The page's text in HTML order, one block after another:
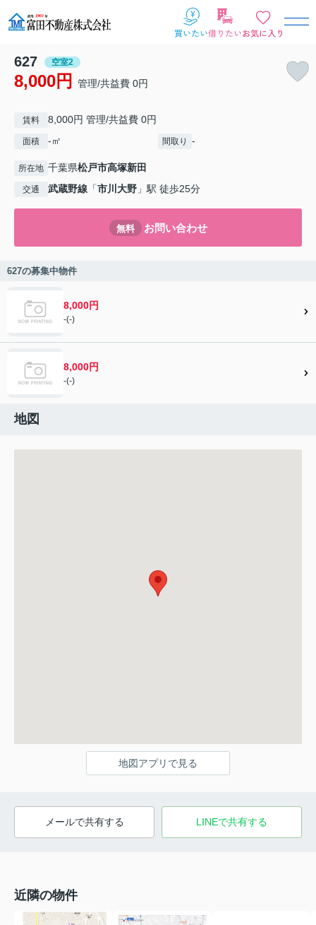
627 空室2
8,000円 管理/共益費 0円
賃料 8,000円 管理/共益費 0円
面積 -㎡ 間取り -
所在地 千葉県松戸市高塚新田
交通 武蔵野線 「市川大野 」駅 徒歩25分
無料 お問い合わせ
627の募集中物件
8,000円
-(-)
8,000円
-(-)
地図
地図アプリで見る
メールで共有する LINEで共有する
近隣の物件